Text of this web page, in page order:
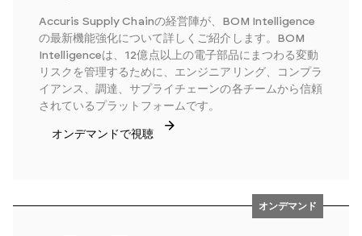
Accuris Supply Chainの経営陣が、BOM Intelligence
の最新機能強化について詳しくご紹介します。BOM
Intelligenceは、12億点以上の電子部品にまつわる変動
リスクを管理するために、エンジニアリング、コンプラ
イアンス、調達、サプライチェーンの各チームから信頼
されているプラットフォームです。
オンデマンドで視聴
オンデマンド